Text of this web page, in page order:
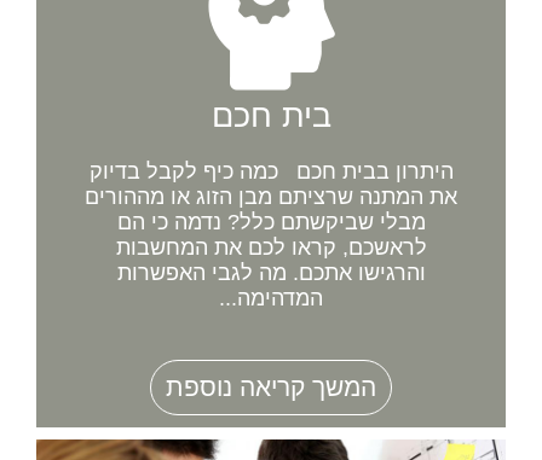
בית חכם
היתרון בבית חכם כמה כיף לקבל בדיוק
את המתנה שרציתם מבן הזוג או מההורים
מבלי שביקשתם כלל? נדמה כי הם
לראשכם, קראו לכם את המחשבות
והרגישו אתכם. מה לגבי האפשרות
המדהימה...
המשך קריאה נוספת